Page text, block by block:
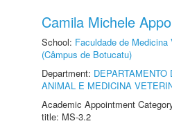
Camila Michele
School: Faculdade de
(Câmpus de Botucatu)
Department: DEPARTAMENTO
ANIMAL E MEDICINA
Academic Appointment
title: MS-3.2